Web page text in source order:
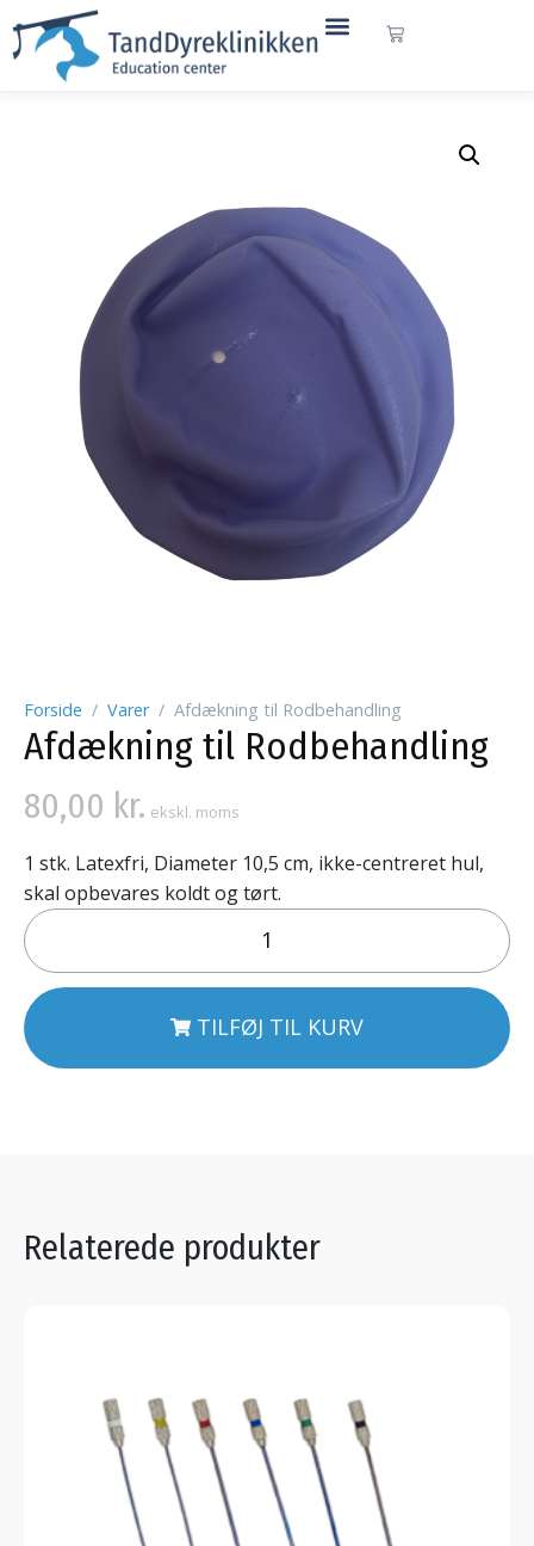
Forside Varer Afdækning til Rodbehandling
Afdækning til Rodbehandling
80,00 kr. ekskl. moms
1 stk. Latexfri, Diameter 10,5 cm, ikke-centreret hul,
skal opbevares koldt og tørt.
TILFØJ TIL KURV
Relaterede produkter